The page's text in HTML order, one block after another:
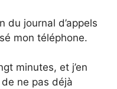
du journal d’appels
mon téléphone.
minutes, et j’en
ne pas déjà